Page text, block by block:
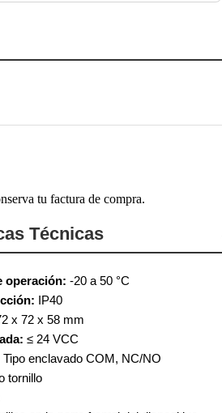
tu factura de compra.
Técnicas
operación: -20 a 50 °C
IP40
x 72 x 58 mm
≤ 24 VCC
Tipo enclavado COM, NC/NO
tornillo